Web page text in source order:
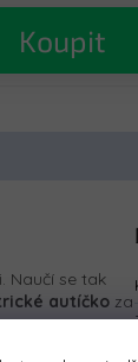
Koupit
Naučí se tak
autíčko za